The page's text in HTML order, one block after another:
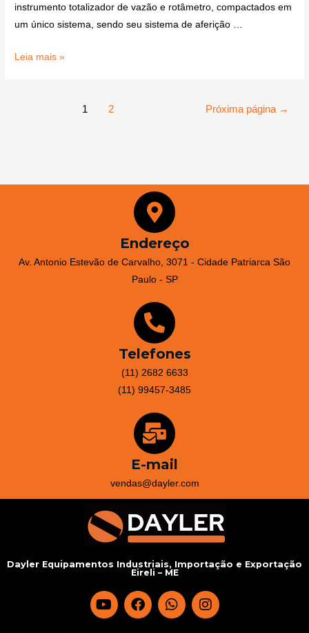
instrumento totalizador de vazão e rotâmetro, compactados em
um único sistema, sendo seu sistema de aferição …
Leia mais »
1 2 Próxima página →
Endereço
Av. Antonio Estevão de Carvalho, 3071 - Cidade Patriarca São
Paulo - SP
Telefones
(11) 2682 6633
(11) 99457-3485
E-mail
vendas@dayler.com
Dayler Equipamentos Industriais, Importação e Exportação
Eireli – ME